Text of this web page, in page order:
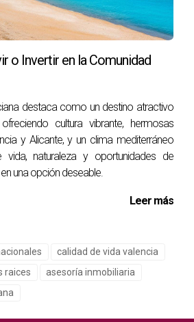
senderismo en la
es seguro, pero siempre es
sobre las rutas y llevar el
el entorno natural.
información sobre
así como en plataformas de
debo llevar al hacer
o Invertir en la Comunidad
destaca como un destino atractivo
cultura vibrante, hermosas
y Alicante, y un clima mediterráneo
naturaleza y oportunidades de
una opción deseable.
Leer más
calidad de vida valencia
raices
asesoría inmobiliaria